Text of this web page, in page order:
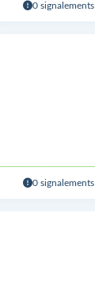
0 signalements
0 signalements